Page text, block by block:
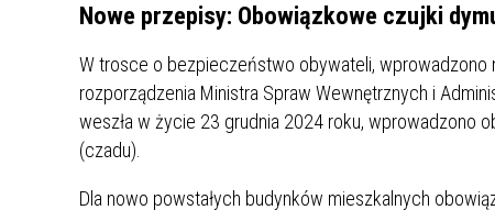
BĘDZIŃSKA AKADEMIA MAŁEGO
SPORTOWCA
PROJEKT EKOLIDERKI
WZMOCNIENIE PROCESU
SPRAWIEDLIWEJ TRANSFORMACJI
Nowe przepisy: Obowiązkowe czujki
W trosce o bezpieczeństwo obywateli,
rozporządzenia Ministra Spraw Wewnętrznych i
weszła w życie 23 grudnia 2024 roku, wprowadzono
(czadu).
Dla nowo powstałych budynków mieszkalnych